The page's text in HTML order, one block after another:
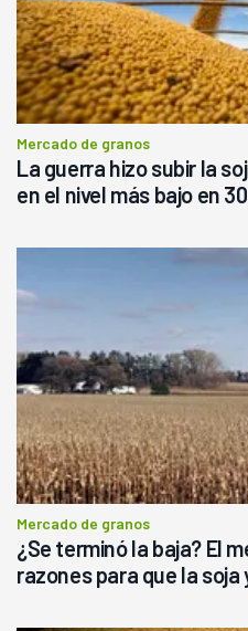
Mercado de granos
La guerra hizo subir la
en el nivel más bajo en
Mercado de granos
¿Se terminó la baja? El
razones para que la soja